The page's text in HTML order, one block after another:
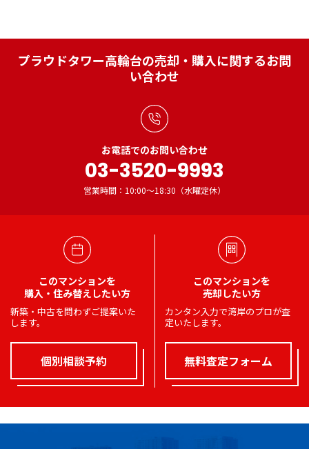
プラウドタワー高輪台の売却・購入に関するお問
い合わせ
お電話でのお問い合わせ
03-3520-9993
営業時間：10:00～18:30（水曜定休）
このマンションを
購入・住み替えしたい方
新築・中古を問わずご提案いた
します。
個別相談予約
このマンションを
売却したい方
カンタン入力で湾岸のプロが査
定いたします。
無料査定フォーム